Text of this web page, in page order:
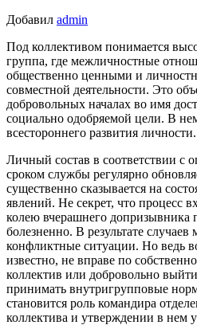
Добавил admin
Под коллективом понимается
группа, где межличностные
общественно ценными и
совместной деятельности. Это
добровольных началах во имя
социально одобряемой цели. В
всестороннего развития личности.
Личный состав в соответствии с
сроком службы регулярно
существенно сказывается на
явлений. Не секрет, что процесс
колею вчерашнего допризывника
болезненно. В результате случаев
конфликтные ситуации. Но ведь
известно, не вправе по
коллектив или добровольно
принимать внутригрупповые
становится роль командира
коллектива и утверждении в нем